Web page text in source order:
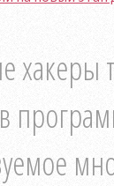
хакеры